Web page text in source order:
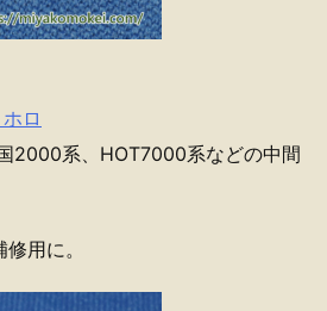
ロ
2000系、HOT7000系などの中間
用に。